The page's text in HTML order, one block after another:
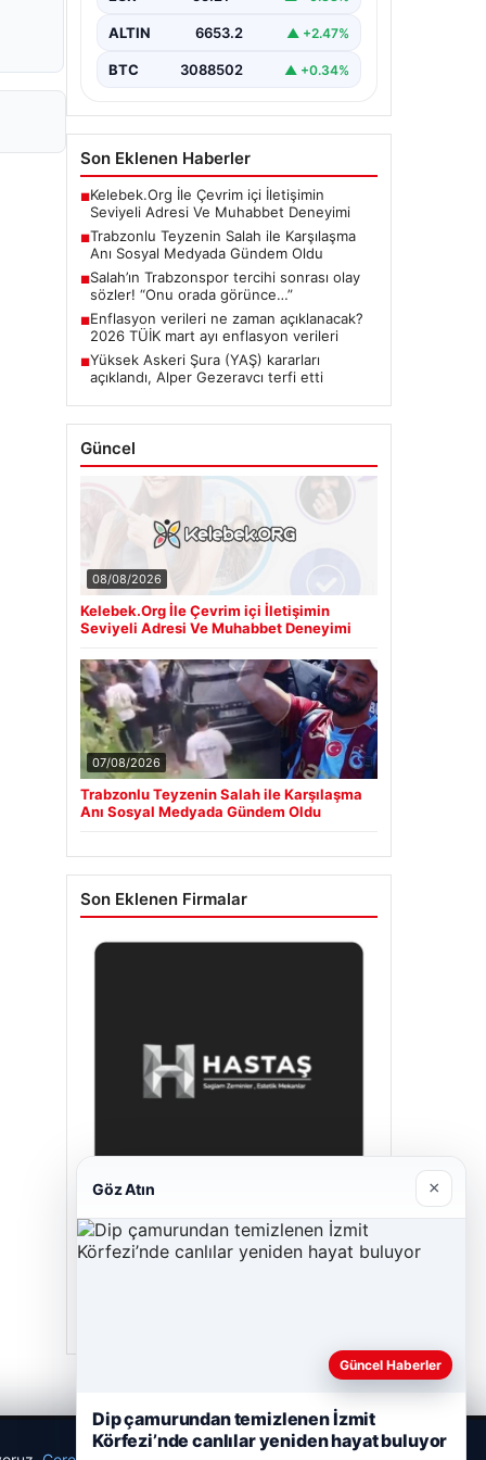
ALTIN 6653.2 ▲ +2.47%
BTC 3088502 ▲ +0.34%
Son Eklenen Haberler
■Kelebek.Org İle Çevrim içi İletişimin
Seviyeli Adresi Ve Muhabbet Deneyimi
■Trabzonlu Teyzenin Salah ile Karşılaşma
Anı Sosyal Medyada Gündem Oldu
■Salah’ın Trabzonspor tercihi sonrası olay
sözler! “Onu orada görünce…”
■Enflasyon verileri ne zaman açıklanacak?
2026 TÜİK mart ayı enflasyon verileri
■Yüksek Askeri Şura (YAŞ) kararları
açıklandı, Alper Gezeravcı terfi etti
Güncel
08/08/2026
Kelebek.Org İle Çevrim içi İletişimin
Seviyeli Adresi Ve Muhabbet Deneyimi
07/08/2026
Trabzonlu Teyzenin Salah ile Karşılaşma
Anı Sosyal Medyada Gündem Oldu
Son Eklenen Firmalar
Hastaş Beton
Göz Atın ×
Güncel Haberler
Dip çamurundan temizlenen İzmit
Körfezi’nde canlılar yeniden hayat buluyor